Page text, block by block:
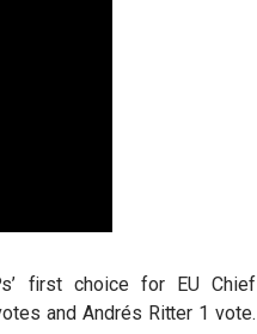
first choice for EU Chief
and Andrés Ritter 1 vote.